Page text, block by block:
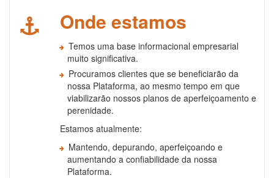
Onde estamos
Temos uma base informacional empresarial
muito significativa.
Procuramos clientes que se beneficiarão da
nossa Plataforma, ao mesmo tempo em que
viabilizarão nossos planos de aperfeiçoamento e
perenidade.
Estamos atualmente:
Mantendo, depurando, aperfeiçoando e
aumentando a confiabilidade da nossa
Plataforma.